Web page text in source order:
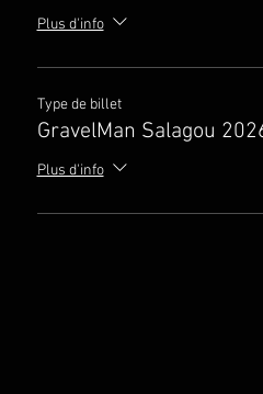
Plus d'info
Type de billet
GravelMan Salagou
Plus d'info